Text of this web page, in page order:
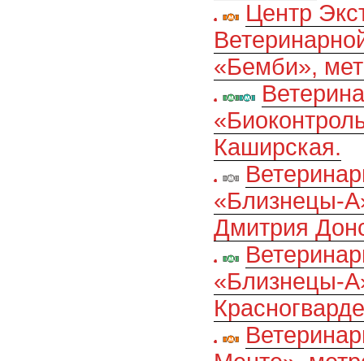
Центр
«Бемби»,
Каширская.
«Близнецы-
Дмитрия
«Близнецы-